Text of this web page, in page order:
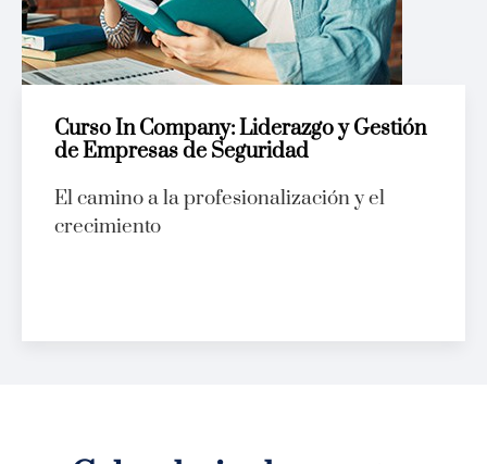
Curso In Company: Liderazgo y Gestión
de Empresas de Seguridad
El camino a la profesionalización y el
crecimiento